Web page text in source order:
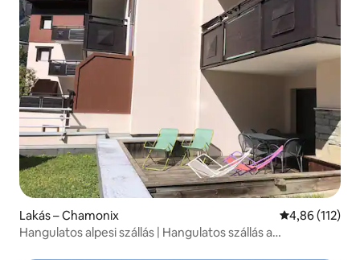
Lakás – Chamonix Átlagos
4,86 (112)
Hangulatos alpesi szállás | Hangulatos szállás a